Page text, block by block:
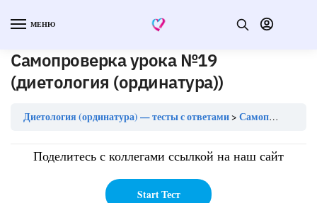
МЕНЮ
Самопроверка урока №19
(диетология (ординатура))
Диетология (ординатура) — тесты с ответами Самопроверка урока №19 (диетология (ординатура))
Поделитесь с коллегами ссылкой на наш сайт